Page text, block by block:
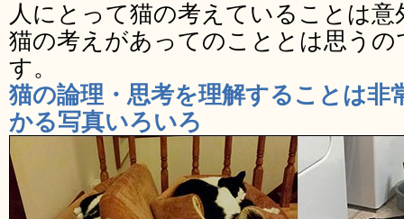
人にとって猫の考えていることは
猫の考えがあってのこととは思う
す。
猫の論理・思考を理解することは非
かる写真いろいろ